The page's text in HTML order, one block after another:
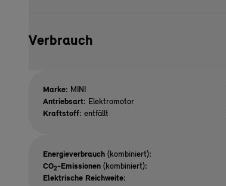
Verbrauch
Marke: MINI
Antriebsart: Elektromotor
Kraftstoff: entfällt
Energieverbrauch (kombiniert):
CO2-Emissionen (kombiniert):
Elektrische Reichweite: